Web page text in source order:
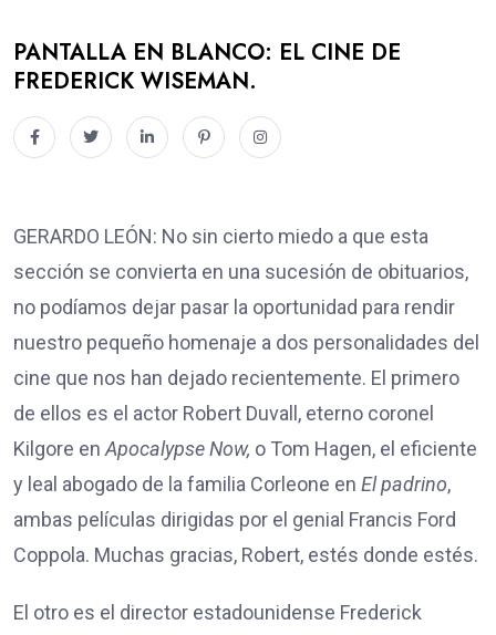
PANTALLA EN BLANCO: EL CINE DE
FREDERICK WISEMAN.
GERARDO LEÓN: No sin cierto miedo a que esta
sección se convierta en una sucesión de obituarios,
no podíamos dejar pasar la oportunidad para rendir
nuestro pequeño homenaje a dos personalidades del
cine que nos han dejado recientemente. El primero
de ellos es el actor Robert Duvall, eterno coronel
Kilgore enApocalypse Now, o Tom Hagen, el eficiente
y leal abogado de la familia Corleone en El padrino,
ambas películas dirigidas por el genial Francis Ford
Coppola. Muchas gracias, Robert, estés donde estés.
El otro es el director estadounidense Frederick